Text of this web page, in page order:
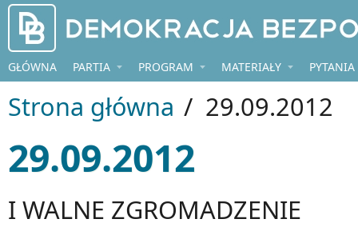
Przejdź do treści
GŁÓWNA PARTIA PROGRAM MATERIAŁY PYTANIA
Strona główna / 29.09.2012
29.09.2012
I WALNE ZGROMADZENIE